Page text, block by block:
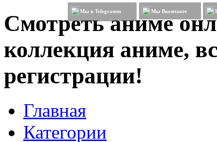
Смотреть аниме
коллекция аниме,
регистрации!
Мы в Telegramm Мы Вконтакте
Главная
Категории